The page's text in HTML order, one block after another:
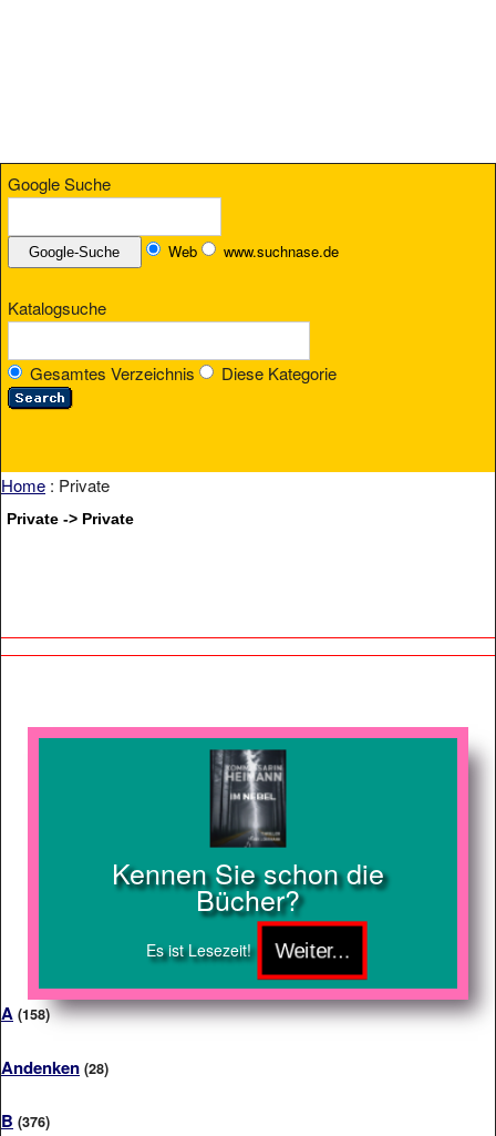
Google Suche
Web www.suchnase.de
Katalogsuche
Gesamtes Verzeichnis Diese Kategorie
Home : Private
Private -> Private
Kennen Sie schon die
Bücher?
Es ist Lesezeit!
A (158)
Andenken (28)
B (376)